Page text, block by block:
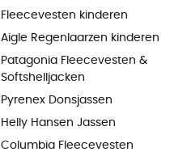
Fleecevesten kinderen
Aigle Regenlaarzen kinderen
Patagonia Fleecevesten &
Softshelljacken
Pyrenex Donsjassen
Helly Hansen Jassen
Columbia Fleecevesten